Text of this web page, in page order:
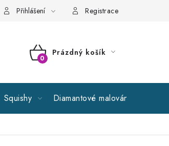
GDPR Reklamační řád
Přihlášení Registrace
NÁKUPNÍ
Prázdný košík
Squishy Diamantové malování